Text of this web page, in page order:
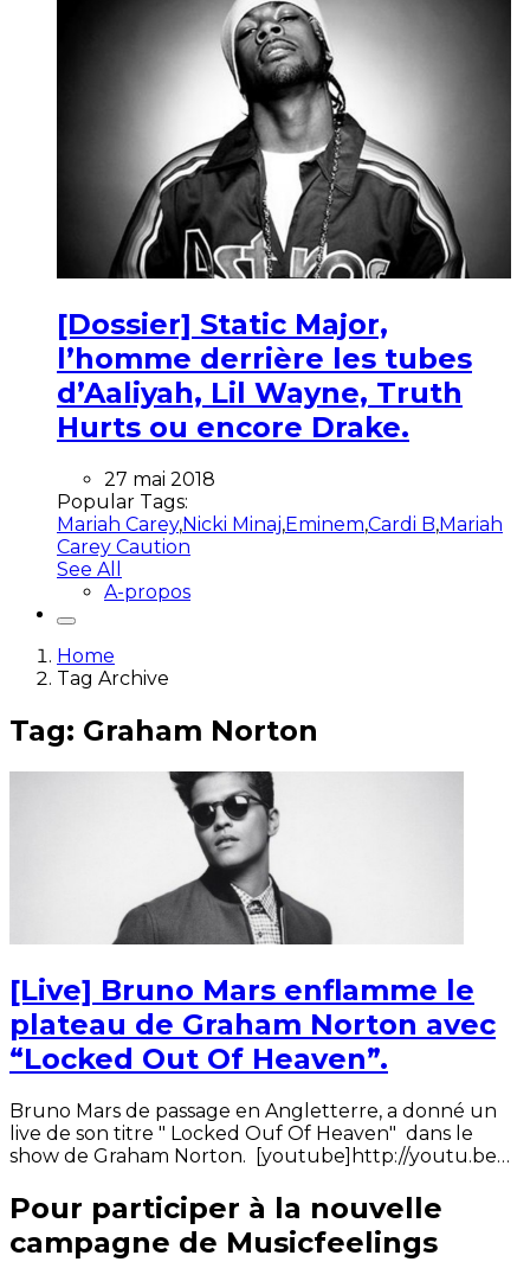
[Dossier] Static Major,
l’homme derrière les tubes
d’Aaliyah, Lil Wayne, Truth
Hurts ou encore Drake.
27 mai 2018
Popular Tags:
Mariah Carey,Nicki Minaj,Eminem,Cardi B,Mariah
Carey Caution
See All
A-propos
Home
Tag Archive
Tag: Graham Norton
[Live] Bruno Mars enflamme le
plateau de Graham Norton avec
“Locked Out Of Heaven”.
Bruno Mars de passage en Angletterre, a donné un
live de son titre " Locked Ouf Of Heaven" dans le
show de Graham Norton. [youtube]http://youtu.be…
Pour participer à la nouvelle
campagne de Musicfeelings